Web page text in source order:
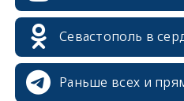
Севастополь в
Раньше всех и